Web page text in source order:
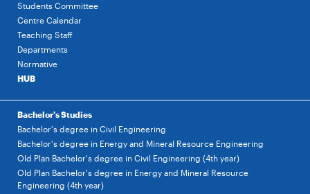
Students Committee
Centre Calendar
Teaching Staff
Departments
Normative
HUB
Bachelor's Studies
Bachelor's degree in Civil Engineering
Bachelor's degree in Energy and Mineral Resource Engineering
Old Plan Bachelor's degree in Civil Engineering (4th year)
Old Plan Bachelor's degree in Energy and Mineral Resource
Engineering (4th year)